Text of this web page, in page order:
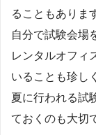
ることもありま
自分で試験会場
レンタルオフィ
いることも珍し
夏に行われる試
ておくのも大切